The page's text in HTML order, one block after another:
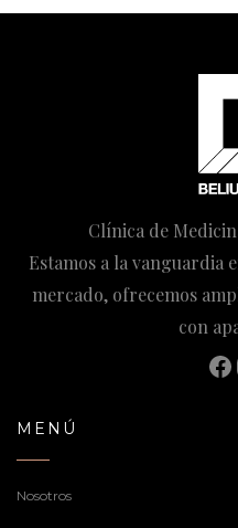
Clínica de
Estamos a la vanguardia
mercado, ofrecemos
con
MENÚ
Nosotros